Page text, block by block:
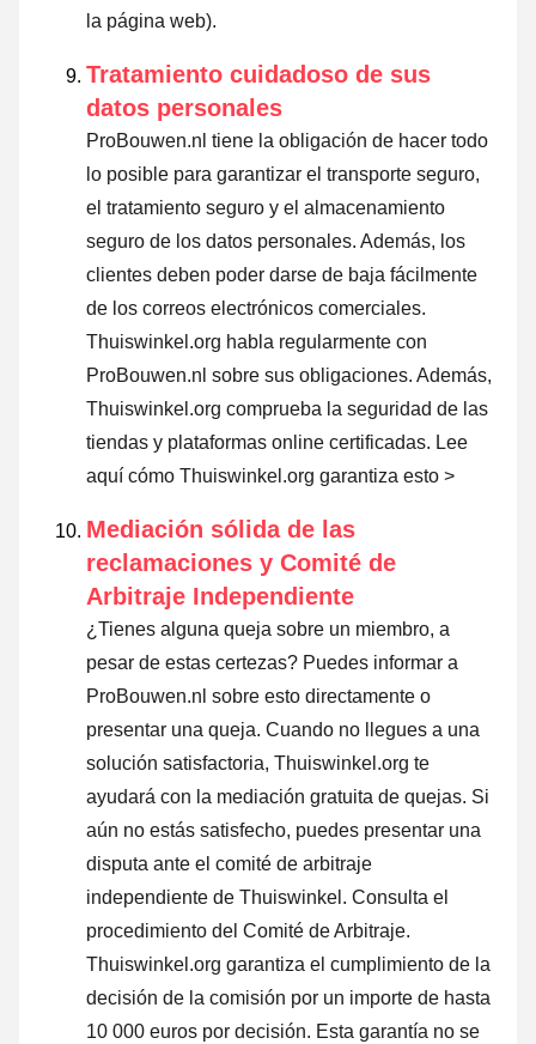
la página web).
Tratamiento cuidadoso de sus
datos personales
ProBouwen.nl tiene la obligación de hacer todo
lo posible para garantizar el transporte seguro,
el tratamiento seguro y el almacenamiento
seguro de los datos personales. Además, los
clientes deben poder darse de baja fácilmente
de los correos electrónicos comerciales.
Thuiswinkel.org habla regularmente con
ProBouwen.nl sobre sus obligaciones. Además,
Thuiswinkel.org comprueba la seguridad de las
tiendas y plataformas online certificadas. Lee
aquí cómo Thuiswinkel.org garantiza esto >
Mediación sólida de las
reclamaciones y Comité de
Arbitraje Independiente
¿Tienes alguna queja sobre un miembro, a
pesar de estas certezas? Puedes informar a
ProBouwen.nl sobre esto directamente o
presentar una queja. Cuando no llegues a una
solución satisfactoria, Thuiswinkel.org te
ayudará con la mediación gratuita de quejas. Si
aún no estás satisfecho, puedes presentar una
disputa ante el comité de arbitraje
independiente de Thuiswinkel. Consulta el
procedimiento del Comité de Arbitraje.
Thuiswinkel.org garantiza el cumplimiento de la
decisión de la comisión por un importe de hasta
10 000 euros por decisión. Esta garantía no se